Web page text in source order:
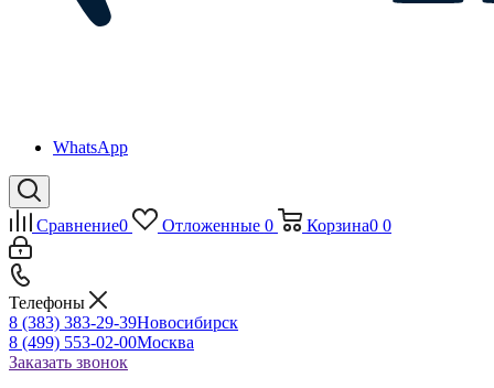
WhatsApp
Сравнение0 Отложенные 0 Корзина0 0
Телефоны
8 (383) 383-29-39Новосибирск
8 (499) 553-02-00Москва
Заказать звонок